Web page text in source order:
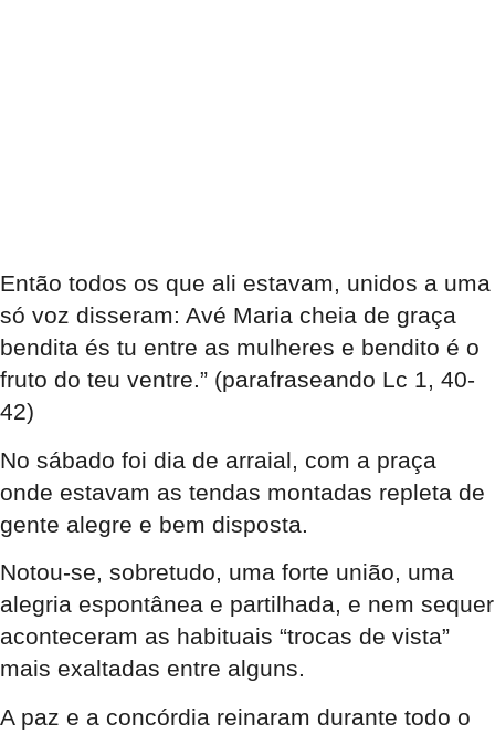
Então todos os que ali estavam, unidos a uma
só voz disseram: Avé Maria cheia de graça
bendita és tu entre as mulheres e bendito é o
fruto do teu ventre.” (parafraseando Lc 1, 40-
42)
No sábado foi dia de arraial, com a praça
onde estavam as tendas montadas repleta de
gente alegre e bem disposta.
Notou-se, sobretudo, uma forte união, uma
alegria espontânea e partilhada, e nem sequer
aconteceram as habituais “trocas de vista”
mais exaltadas entre alguns.
A paz e a concórdia reinaram durante todo o